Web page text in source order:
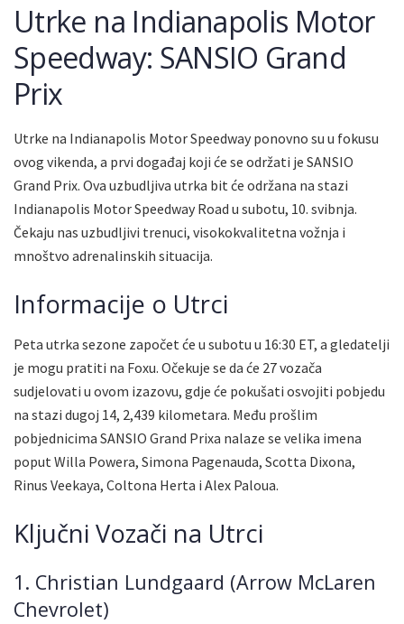
Utrke na Indianapolis Motor
Speedway: SANSIO Grand
Prix
Utrke na Indianapolis Motor Speedway ponovno su u fokusu
ovog vikenda, a prvi događaj koji će se održati je SANSIO
Grand Prix. Ova uzbudljiva utrka bit će održana na stazi
Indianapolis Motor Speedway Road u subotu, 10. svibnja.
Čekaju nas uzbudljivi trenuci, visokokvalitetna vožnja i
mnoštvo adrenalinskih situacija.
Informacije o Utrci
Peta utrka sezone započet će u subotu u 16:30 ET, a gledatelji
je mogu pratiti na Foxu. Očekuje se da će 27 vozača
sudjelovati u ovom izazovu, gdje će pokušati osvojiti pobjedu
na stazi dugoj 14, 2,439 kilometara. Među prošlim
pobjednicima SANSIO Grand Prixa nalaze se velika imena
poput Willa Powera, Simona Pagenauda, Scotta Dixona,
Rinus Veekaya, Coltona Herta i Alex Paloua.
Ključni Vozači na Utrci
1. Christian Lundgaard (Arrow McLaren
Chevrolet)